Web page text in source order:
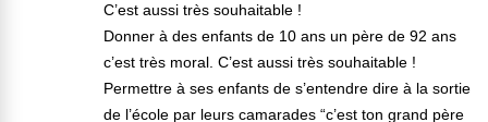
C’est aussi très souhaitable !
Donner à des enfants de 10 ans un père de 92 ans
c’est très moral. C’est aussi très souhaitable !
Permettre à ses enfants de s’entendre dire à la sortie
de l’école par leurs camarades “c’est ton grand père